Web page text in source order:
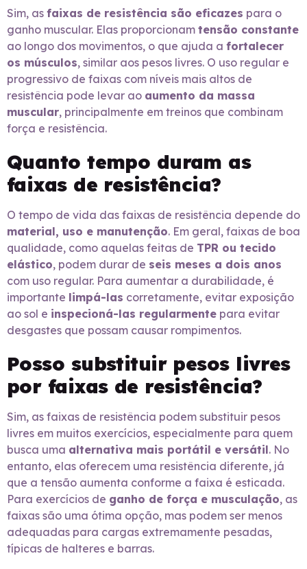
Sim, as faixas de resistência são eficazes para o
ganho muscular. Elas proporcionam tensão constante
ao longo dos movimentos, o que ajuda a fortalecer
os músculos, similar aos pesos livres. O uso regular e
progressivo de faixas com níveis mais altos de
resistência pode levar ao aumento da massa
muscular, principalmente em treinos que combinam
força e resistência.
Quanto tempo duram as
faixas de resistência?
O tempo de vida das faixas de resistência depende do
material, uso e manutenção. Em geral, faixas de boa
qualidade, como aquelas feitas de TPR ou tecido
elástico, podem durar de seis meses a dois anos
com uso regular. Para aumentar a durabilidade, é
importante limpá-las corretamente, evitar exposição
ao sol e inspecioná-las regularmente para evitar
desgastes que possam causar rompimentos.
Posso substituir pesos livres
por faixas de resistência?
Sim, as faixas de resistência podem substituir pesos
livres em muitos exercícios, especialmente para quem
busca uma alternativa mais portátil e versátil. No
entanto, elas oferecem uma resistência diferente, já
que a tensão aumenta conforme a faixa é esticada.
Para exercícios de ganho de força e musculação, as
faixas são uma ótima opção, mas podem ser menos
adequadas para cargas extremamente pesadas,
típicas de halteres e barras.